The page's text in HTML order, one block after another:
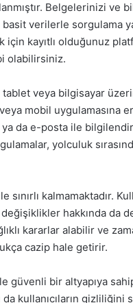
Belgelerinizi
verilerle sorgulama
kayıtlı olduğunuz
olabilirsiniz.
veya bilgisayar
mobil uygulamasına
da e-posta ile
yolculuk
kalmamaktadır.
hakkında da
kararlar alabilir ve
cazip hale getirir.
güvenli bir altyapıya
kullanıcıların gizliliğini